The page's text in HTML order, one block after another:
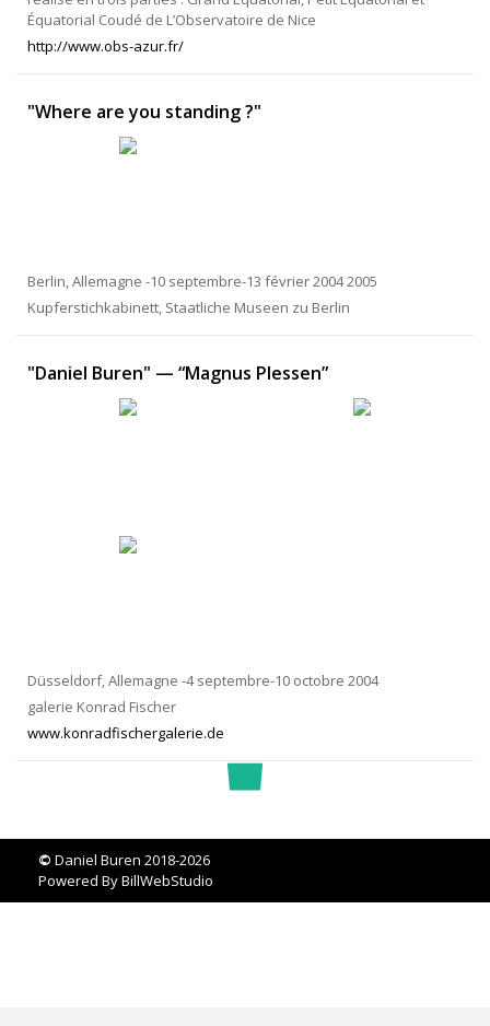
Équatorial Coudé de L’Observatoire de Nice
http://www.obs-azur.fr/
"Where are you standing ?"
Berlin, Allemagne -10 septembre-13 février 2004 2005
Kupferstichkabinett, Staatliche Museen zu Berlin
"Daniel Buren" — “Magnus Plessen”
Düsseldorf, Allemagne -4 septembre-10 octobre 2004
galerie Konrad Fischer
www.konradfischergalerie.de
© Daniel Buren 2018-2026
Powered ByBillWebStudio